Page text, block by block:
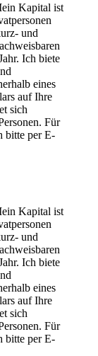
Kapital ist
und
Ich biete
eines
auf Ihre
sich
Für
bitte per E-
Kapital ist
und
Ich biete
eines
auf Ihre
sich
Für
bitte per E-